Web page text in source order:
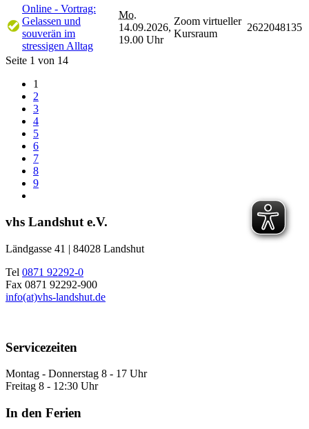
Online - Vortrag:
Gelassen und
souverän im
stressigen Alltag
Mo.
14.09.2026,
19.00 Uhr
Zoom virtueller
Kursraum
2622048135
Seite 1 von 14
1
2
3
4
5
6
7
8
9
vhs Landshut e.V.
Ländgasse 41 | 84028 Landshut
Tel 0871 92292-0
Fax 0871 92292-900
info(at)vhs-landshut.de
Servicezeiten
Montag - Donnerstag 8 - 17 Uhr
Freitag 8 - 12:30 Uhr
In den Ferien